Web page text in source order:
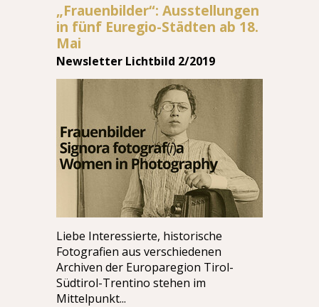
„Frauenbilder“: Ausstellungen
in fünf Euregio-Städten ab 18.
Mai
Newsletter Lichtbild 2/2019
Liebe Interessierte, historische
Fotografien aus verschiedenen
Archiven der Europaregion Tirol-
Südtirol-Trentino stehen im
Mittelpunkt...